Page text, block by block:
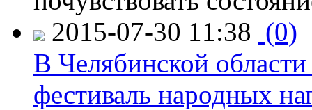
2015-07-30 11:38 (0)
В Челябинской
фестиваль народных